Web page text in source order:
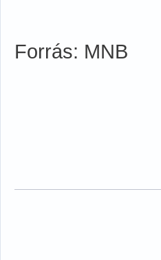
Forrás: MNB